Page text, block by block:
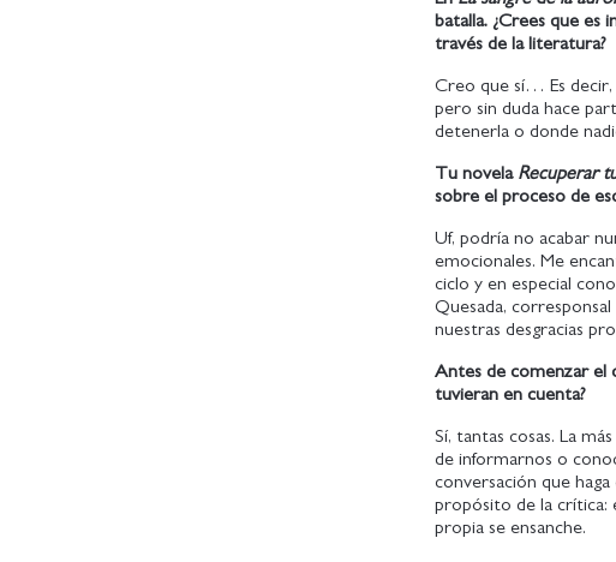
batalla. ¿Crees que es
través de la literatura?
Creo que sí… Es decir,
pero sin duda hace
detenerla o donde
Tu novela Recuperar
sobre el proceso de
Uf, podría no acabar
emocionales. Me
ciclo y en especial
Quesada,
nuestras desgracias
Antes de comenzar el
tuvieran en cuenta?
Sí, tantas cosas. La
de informarnos o
conversación que
propósito de la crítica:
propia se ensanche.